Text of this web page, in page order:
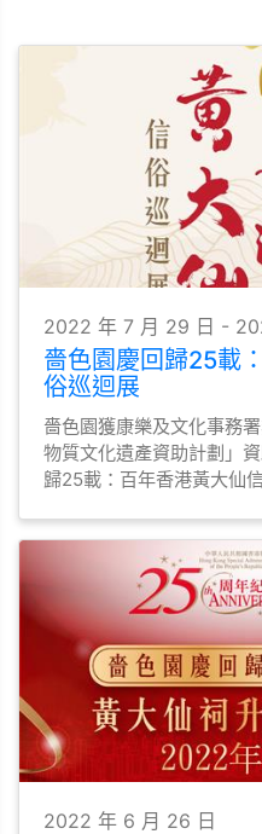
2022 年 7 月 29 日 -
嗇色園慶回歸25載
俗巡迴展
嗇色園獲康樂及文化事務
物質文化遺產資助計劃」
歸25載：百年香港黃大仙
2022 年 6 月 26 日